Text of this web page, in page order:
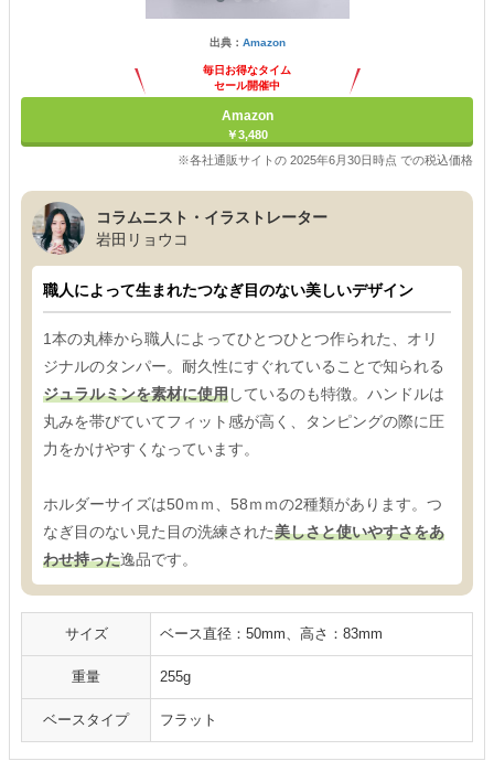
出典： Amazon
毎日お得なタイム
セール開催中
Amazon
￥3,480
※各社通販サイトの 2025年6月30日時点 での税込価格
コラムニスト・イラストレーター
岩田リョウコ
職人によって生まれたつなぎ目のない美しいデザイン
1本の丸棒から職人によってひとつひとつ作られた、オリ
ジナルのタンパー。耐久性にすぐれていることで知られる
ジュラルミンを素材に使用しているのも特徴。ハンドルは
丸みを帯びていてフィット感が高く、タンピングの際に圧
力をかけやすくなっています。
ホルダーサイズは50ｍｍ、58ｍｍの2種類があります。つ
なぎ目のない見た目の洗練された美しさと使いやすさをあ
わせ持った逸品です。
サイズ ベース直径：50mm、高さ：83mm
重量 255g
ベースタイプ フラット